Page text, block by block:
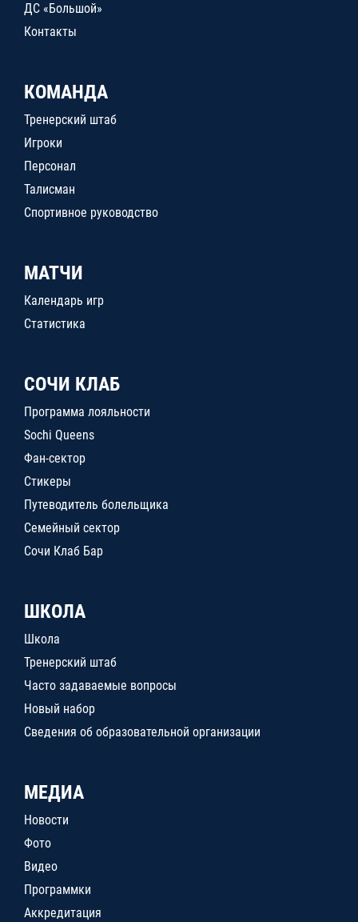
ДС «Большой»
Контакты
КОМАНДА
Тренерский штаб
Игроки
Персонал
Талисман
Спортивное руководство
МАТЧИ
Календарь игр
Статистика
СОЧИ КЛАБ
Программа лояльности
Sochi Queens
Фан-сектор
Стикеры
Путеводитель болельщика
Семейный сектор
Сочи Клаб Бар
ШКОЛА
Школа
Тренерский штаб
Часто задаваемые вопросы
Новый набор
Сведения об образовательной организации
МЕДИА
Новости
Фото
Видео
Программки
Аккредитация